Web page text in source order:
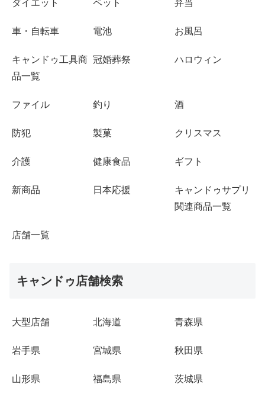
ダイエット ペット 弁当
車・自転車 電池 お風呂
キャンドゥ工具商
品一覧
冠婚葬祭 ハロウィン
ファイル 釣り 酒
防犯 製菓 クリスマス
介護 健康食品 ギフト
新商品 日本応援
キャンドゥサプリ
関連商品一覧
店舗一覧
キャンドゥ店舗検索
大型店舗 北海道 青森県
岩手県 宮城県 秋田県
山形県 福島県 茨城県